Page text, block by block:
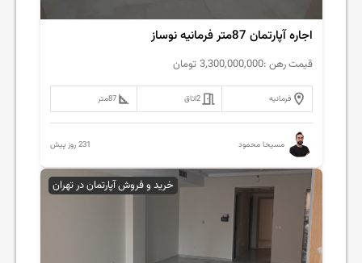
اجاره آپارتمان 87متر فرمانیه نوساز
قیمت رهن :3,300,000,000 تومان
فرمانیه 2اتاق 87متر
مسیحا محمود 231 روز پیش
خرید و فروش آپارتمان در تهران